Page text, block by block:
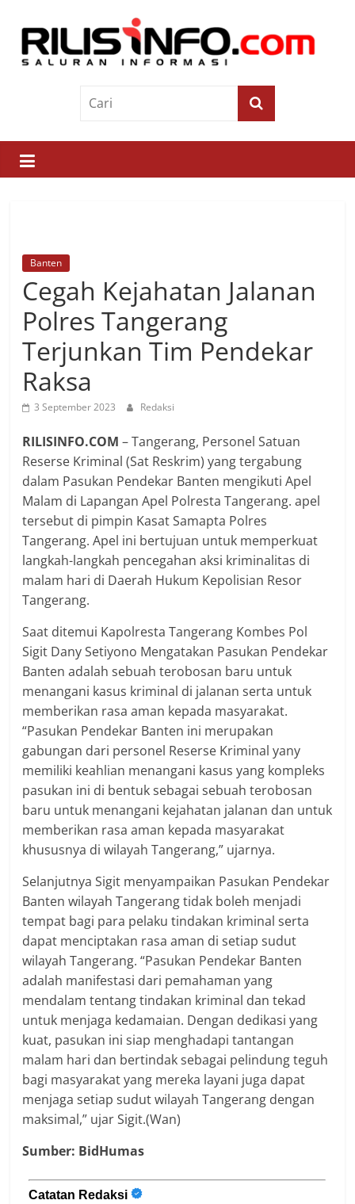
contentRilis
Saluran
Informasi
Banten
Cegah Kejahatan Jalanan
Polres Tangerang
Terjunkan Tim Pendekar
Raksa
3 September 2023 Redaksi
RILISINFO.COM – Tangerang, Personel Satuan
Reserse Kriminal (Sat Reskrim) yang tergabung
dalam Pasukan Pendekar Banten mengikuti Apel
Malam di Lapangan Apel Polresta Tangerang. apel
tersebut di pimpin Kasat Samapta Polres
Tangerang. Apel ini bertujuan untuk memperkuat
langkah-langkah pencegahan aksi kriminalitas di
malam hari di Daerah Hukum Kepolisian Resor
Tangerang.
Saat ditemui Kapolresta Tangerang Kombes Pol
Sigit Dany Setiyono Mengatakan Pasukan Pendekar
Banten adalah sebuah terobosan baru untuk
menangani kasus kriminal di jalanan serta untuk
memberikan rasa aman kepada masyarakat.
“Pasukan Pendekar Banten ini merupakan
gabungan dari personel Reserse Kriminal yany
memiliki keahlian menangani kasus yang kompleks
pasukan ini di bentuk sebagai sebuah terobosan
baru untuk menangani kejahatan jalanan dan untuk
memberikan rasa aman kepada masyarakat
khususnya di wilayah Tangerang,” ujarnya.
Selanjutnya Sigit menyampaikan Pasukan Pendekar
Banten wilayah Tangerang tidak boleh menjadi
tempat bagi para pelaku tindakan kriminal serta
dapat menciptakan rasa aman di setiap sudut
wilayah Tangerang. “Pasukan Pendekar Banten
adalah manifestasi dari pemahaman yang
mendalam tentang tindakan kriminal dan tekad
untuk menjaga kedamaian. Dengan dedikasi yang
kuat, pasukan ini siap menghadapi tantangan
malam hari dan bertindak sebagai pelindung teguh
bagi masyarakat yang mereka layani juga dapat
menjaga setiap sudut wilayah Tangerang dengan
maksimal,” ujar Sigit.(Wan)
Sumber: BidHumas